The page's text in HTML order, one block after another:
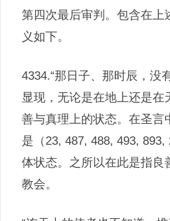
第四次最后审判。包含在上
义如下。
4334.“那日子、那时辰，没
显现，无论是在地上还是在
善与真理上的状态。在圣言
是（23, 487, 488, 493,
体状态。之所以在此是指良
教会。